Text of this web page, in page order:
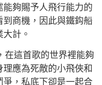
夠賜予人飛行能力的
商機，因此與鐵鈎船
計。
在這首歌的世界裡能夠
應為死敵的小飛俠和
，私底下卻是一起合